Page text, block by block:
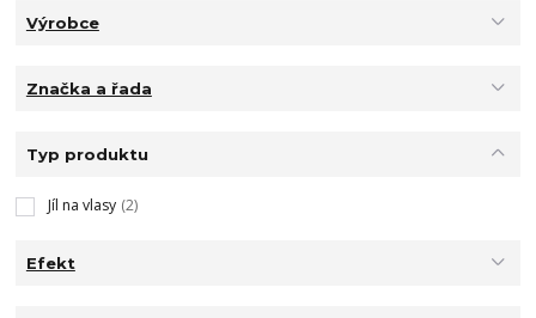
Výrobce
Značka a řada
Typ produktu
Jíl na vlasy (2)
Efekt